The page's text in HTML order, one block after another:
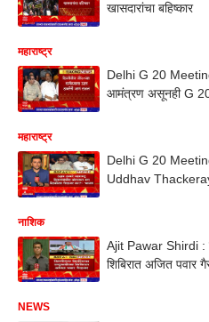
खासदारांचा बहिष्कार
महाराष्ट्र
Delhi G 20
आमंत्रण असूनही G 20
महाराष्ट्र
Delhi G 20 Meeting
Uddhav
नाशिक
Ajit Pawar Shirdi :
शिबिरात अजित पवार
NEWS